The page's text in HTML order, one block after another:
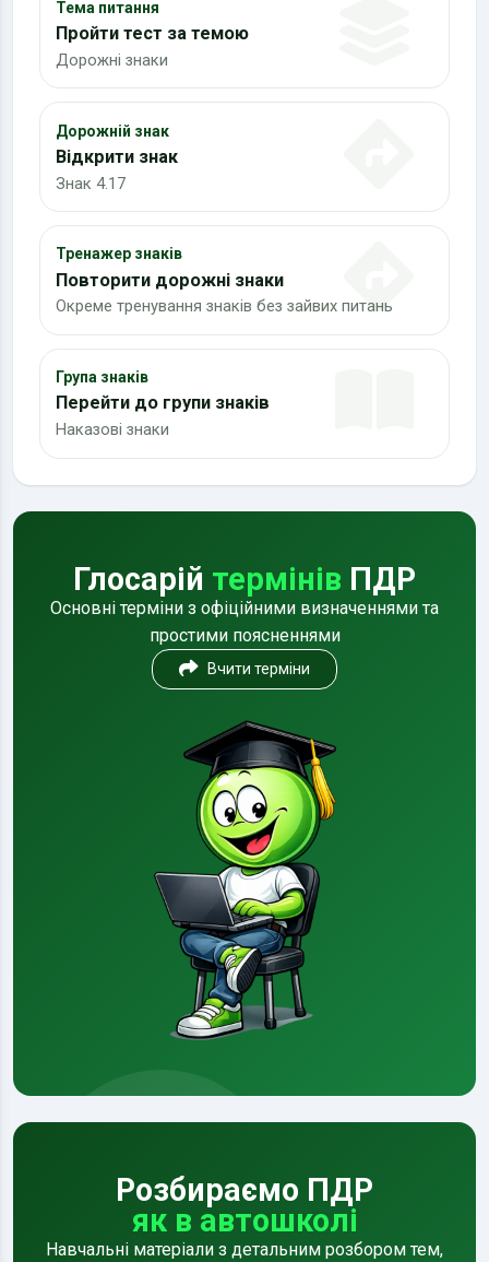
Тема питання
Пройти тест за темою
Дорожні знаки
Дорожній знак
Відкрити знак
Знак 4.17
Тренажер знаків
Повторити дорожні знаки
Окреме тренування знаків без зайвих питань
Група знаків
Перейти до групи знаків
Наказові знаки
Глосарій термінів ПДР
Основні терміни з офіційними визначеннями та
простими поясненнями
Вчити терміни
Розбираємо ПДР
як в автошколі
Навчальні матеріали з детальним розбором тем,